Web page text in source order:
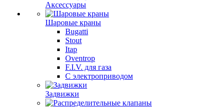
Аксессуары
Шаровые краны
Bugatti
Stout
Itap
Oventrop
F.I.V. для газа
С электроприводом
Задвижки